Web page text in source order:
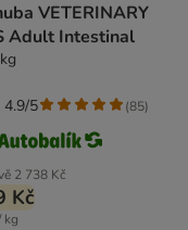
VETERINARY
DIETS Adult Intestinal
2 738 Kč
Kč
kg
4.9/5 (85)